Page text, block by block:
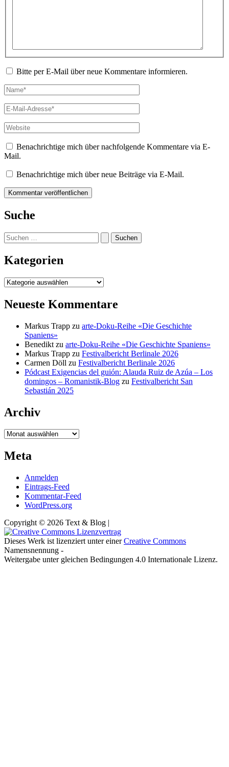
Bitte per E-Mail über neue Kommentare informieren.
Name*
E-
Mail-
Adresse*
Website
Benachrichtige mich über nachfolgende Kommentare via E-
Mail.
Benachrichtige mich über neue Beiträge via E-Mail.
Suche
Suchen
nach:
Kategorien
Kategorien
Neueste Kommentare
Markus Trapp zu arte-Doku-Reihe «Die Geschichte
Spaniens»
Benedikt zu arte-Doku-Reihe «Die Geschichte Spaniens»
Markus Trapp zu Festivalbericht Berlinale 2026
Carmen Döll zu Festivalbericht Berlinale 2026
Pódcast Exigencias del guión: Alauda Ruiz de Azúa – Los
domingos – Romanistik-Blog zu Festivalbericht San
Sebastián 2025
Archiv
Archiv
Meta
Anmelden
Eintrags-Feed
Kommentar-Feed
WordPress.org
Copyright © 2026 Text & Blog |
Dieses Werk ist lizenziert unter einerCreative Commons
Namensnennung -
Weitergabe unter gleichen Bedingungen 4.0 Internationale Lizenz.